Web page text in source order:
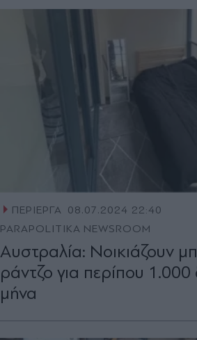
ΠΕΡΙΕΡΓΑ 08.07.2024 22:40
PARAPOLITIKA NEWSROOM
Αυστραλία: Νοικιάζουν
ράντζο για περίπου
μήνα